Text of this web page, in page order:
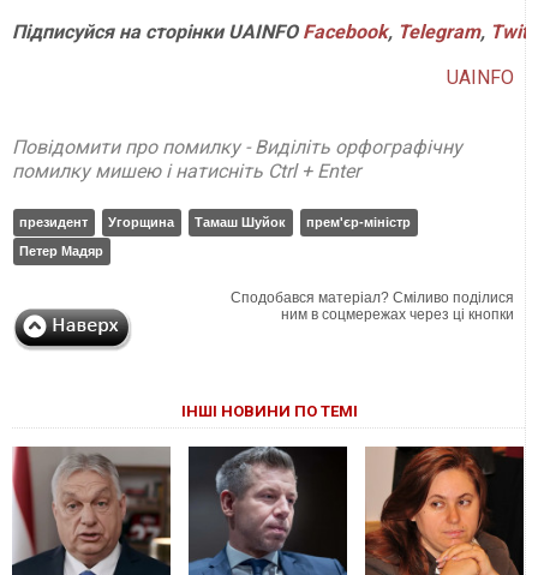
ПідписуйсянасторінкиUAINFO Facebook, Telegram,
UAINFO
Повідомити про помилку - Виділіть орфографічну
помилку мишею і натисніть Ctrl + Enter
президент Угорщина Тамаш Шуйок
прем'єр-міністр
Петер Мадяр
Сподобався матеріал? Сміливо поділися
ним в соцмережах через ці кнопки
ІНШІ НОВИНИ ПО ТЕМІ